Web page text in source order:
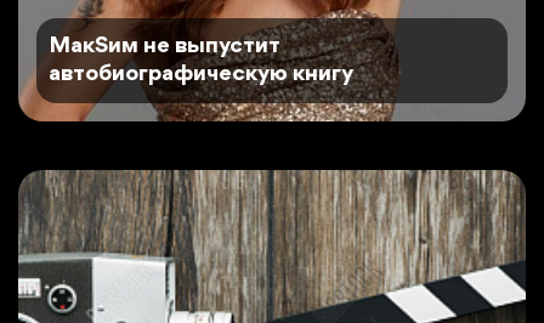
MaкSим не выпустит
автобиографическую книгу